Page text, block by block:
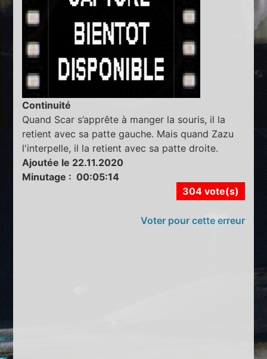
Continuité
Quand Scar s’apprête à manger la souris, il la
retient avec sa patte gauche. Mais quand Zazu
l'interpelle, il la retient avec sa patte droite.
Ajoutée le 22.11.2020
Minutage : 00:05:14
304 vote(s)
Voter pour cette erreur